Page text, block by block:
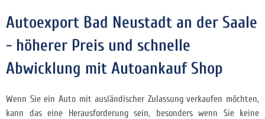
Autoexport Bad Neustadt an der Saale
- höherer Preis und schnelle
Abwicklung mit Autoankauf Shop
Wenn Sie ein Auto mit ausländischer Zulassung verkaufen möchten,
kann das eine Herausforderung sein, besonders wenn Sie keine